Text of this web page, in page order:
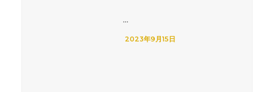
...
2023年9月15日